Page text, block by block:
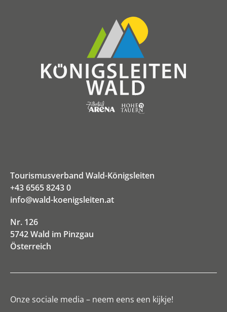
Tourismusverband Wald-Königsleiten
+43 6565 8243 0
info@wald-koenigsleiten.at
Nr. 126
5742 Wald im Pinzgau
Österreich
Onze sociale media – neem eens een kijkje!